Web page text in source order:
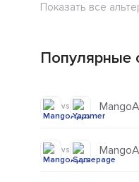
Показать все
Популярные
vs
vs